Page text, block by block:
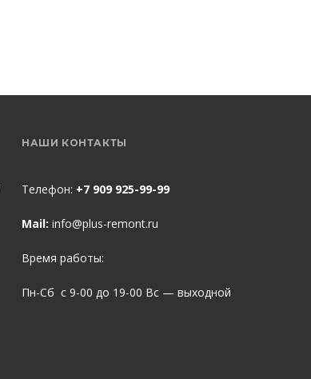
НАШИ КОНТАКТЫ
Телефон: +7 909 925-99-99
Mail: info@plus-remont.ru
Время работы:
Пн-Сб с 9-00 до 19-00 Вс — выходной